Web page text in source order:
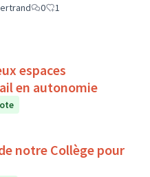
0
1
espaces
en autonomie
notre Collège pour